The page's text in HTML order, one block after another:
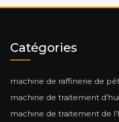
Catégories
machine de raffinerie de
machine de traitement
machine de traitement de